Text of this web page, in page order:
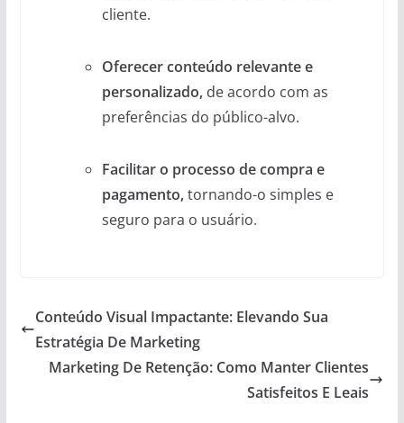
cliente.
Oferecer conteúdo relevante e
personalizado,de acordo com as
preferências do público-alvo.
Facilitar o processo de compra e
pagamento,tornando-o simples e
seguro para o usuário.
Conteúdo Visual Impactante: Elevando Sua
Estratégia De Marketing
Marketing De Retenção: Como Manter Clientes
Satisfeitos E Leais